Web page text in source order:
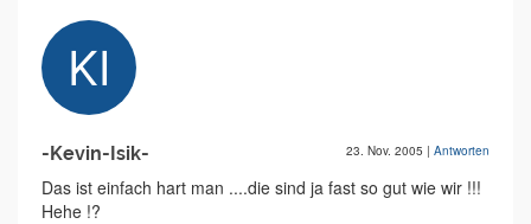
-Kevin-Isik- 23. Nov. 2005 | Antworten
Das ist einfach hart man ....die sind ja fast so gut wie wir !!!
Hehe !?